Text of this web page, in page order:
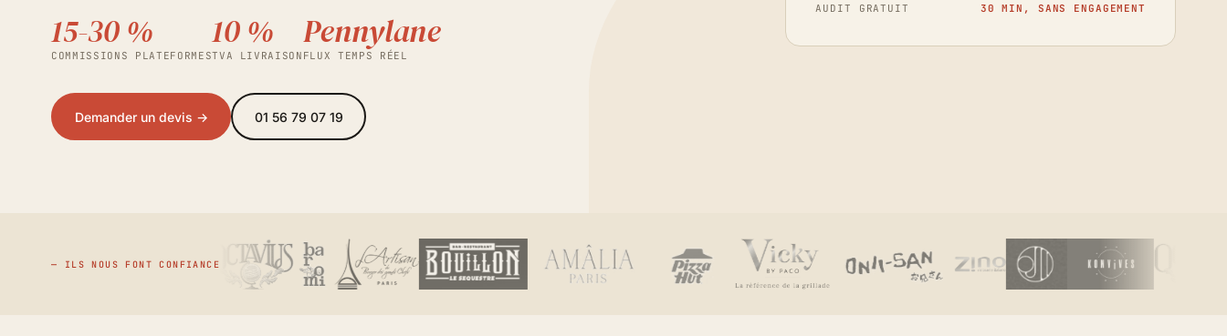
15-30 %
COMMISSIONS PLATEFORMES
10 %
TVA LIVRAISON
Pennylane
FLUX TEMPS RÉEL
Demander un devis → 01 56 79 07 19
AUDIT GRATUIT 30 MIN, SANS ENGAGEMENT
— ILS NOUS FONT CONFIANCE